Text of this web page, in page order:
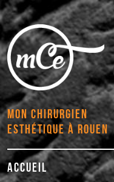
MON CHIRURGIEN
ESTHÉTIQUE À ROUEN
ACCUEIL